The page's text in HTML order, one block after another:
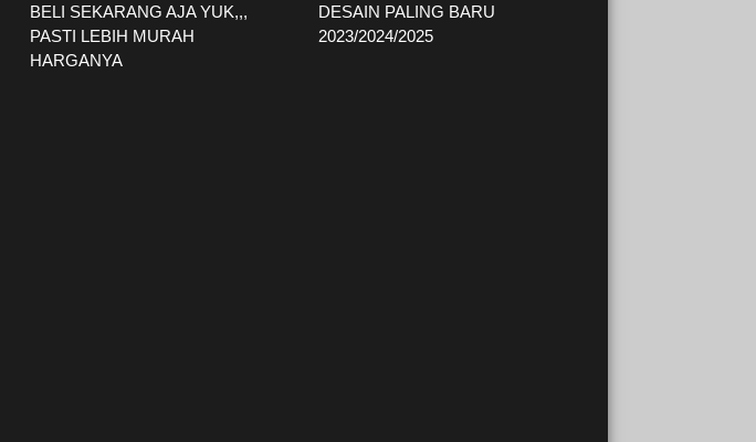
BELI SEKARANG AJA YUK,,,
PASTI LEBIH MURAH
HARGANYA
DESAIN PALING BARU
2023/2024/2025